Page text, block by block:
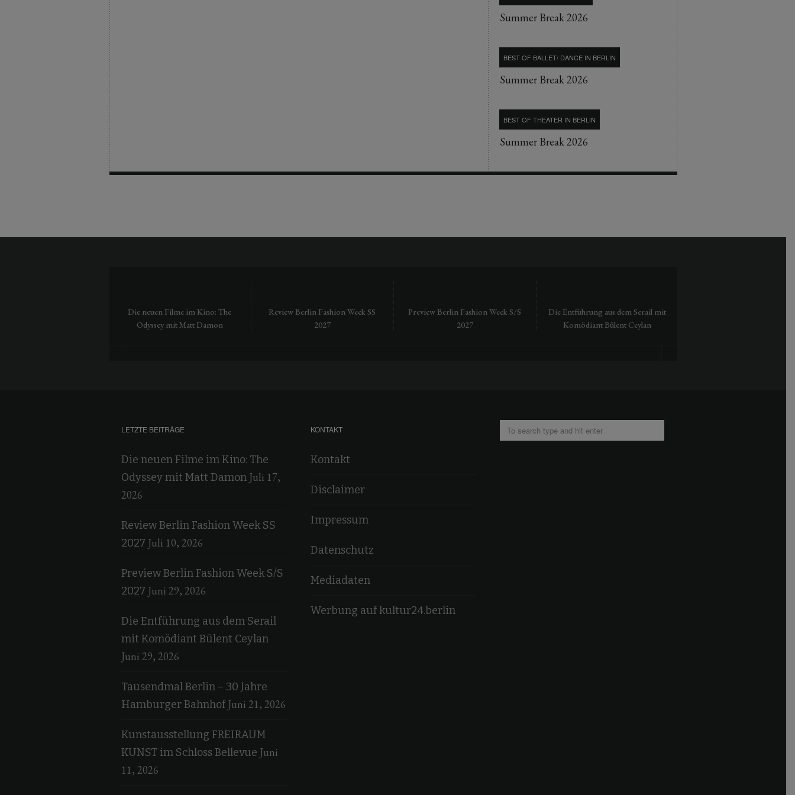
Summer Break 2026
BEST OF BALLET/ DANCE IN BERLIN
Summer Break 2026
BEST OF THEATER IN BERLIN
Summer Break 2026
Die neuen Filme im Kino: The
Odyssey mit Matt Damon
Review Berlin Fashion Week SS
2027
Preview Berlin Fashion Week S/S
2027
Die Entführung aus dem Serail mit
Komödiant Bülent Ceylan
LETZTE BEITRÄGE
Die neuen Filme im Kino: The
Odyssey mit Matt Damon Juli 17,
2026
Review Berlin Fashion Week SS
2027 Juli 10, 2026
Preview Berlin Fashion Week S/S
2027 Juni 29, 2026
Die Entführung aus dem Serail
mit Komödiant Bülent Ceylan
Juni 29, 2026
Tausendmal Berlin – 30 Jahre
Hamburger Bahnhof Juni 21, 2026
Kunstausstellung FREIRAUM
KUNST im Schloss Bellevue Juni
11, 2026
KONTAKT
Kontakt
Disclaimer
Impressum
Datenschutz
Mediadaten
Werbung auf kultur24.berlin